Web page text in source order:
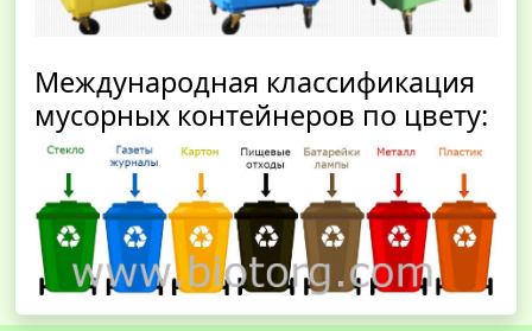
Международная классификация
мусорных контейнеров по цвету: